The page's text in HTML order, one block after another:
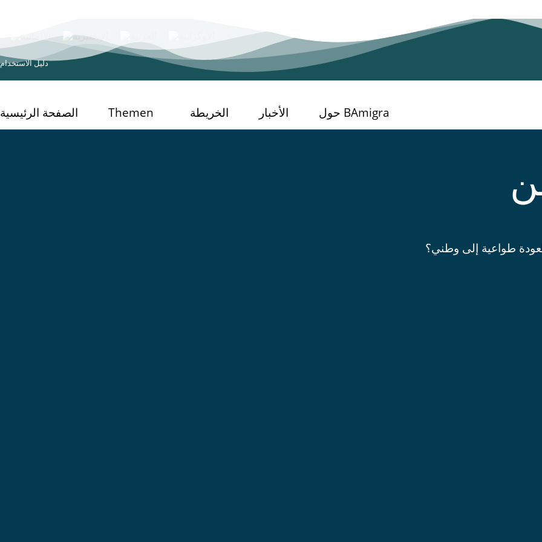
دليل الاستخدام
الصفحة الرئيسية Themen الخريطة الأخبار حول BAmigra
طواعية إلى وطني؟‏